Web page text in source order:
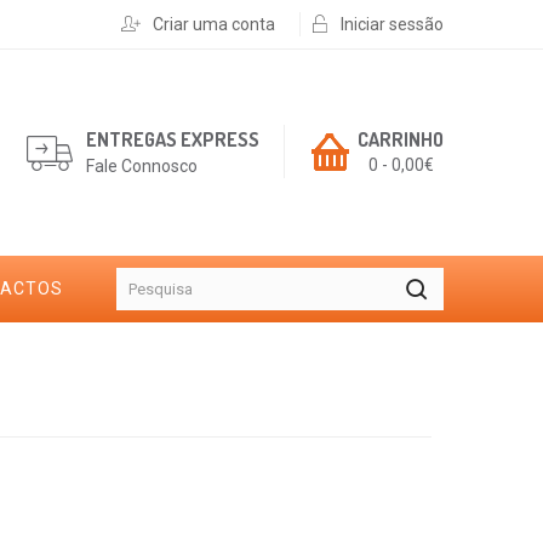
Criar uma conta Iniciar sessão
CARRINHO
0 - 0,00€
ENTREGAS EXPRESS
Fale Connosco